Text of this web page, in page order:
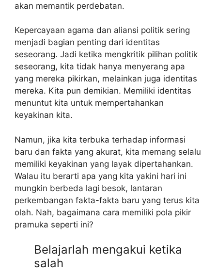
akan memantik perdebatan.
Kepercayaan agama dan aliansi politik sering
menjadi bagian penting dari identitas
seseorang. Jadi ketika mengkritik pilihan politik
seseorang, kita tidak hanya menyerang apa
yang mereka pikirkan, melainkan juga identitas
mereka. Kita pun demikian. Memiliki identitas
menuntut kita untuk mempertahankan
keyakinan kita.
Namun, jika kita terbuka terhadap informasi
baru dan fakta yang akurat, kita memang selalu
memiliki keyakinan yang layak dipertahankan.
Walau itu berarti apa yang kita yakini hari ini
mungkin berbeda lagi besok, lantaran
perkembangan fakta-fakta baru yang terus kita
olah. Nah, bagaimana cara memiliki pola pikir
pramuka seperti ini?
Belajarlah mengakui ketika
salah